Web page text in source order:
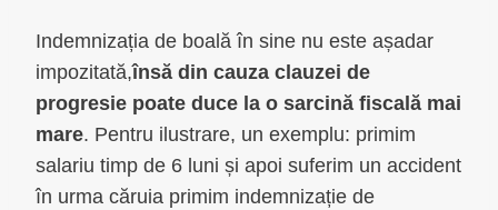
Indemnizația de boală în sine nu este așadar
impozitată,însă din cauza clauzei de
progresie poate duce la o sarcină fiscală mai
mare. Pentru ilustrare, un exemplu: primim
salariu timp de 6 luni și apoi suferim un accident
în urma căruia primim indemnizație de